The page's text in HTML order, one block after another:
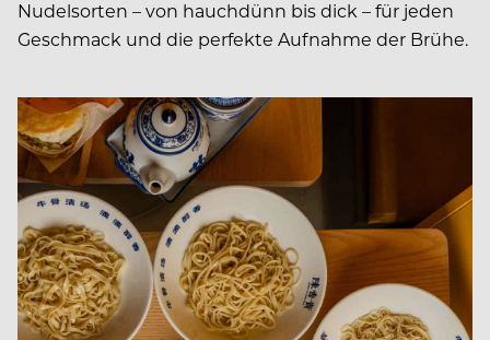
Nudelsorten – von hauchdünn bis dick – für jeden
Geschmack und die perfekte Aufnahme der Brühe.